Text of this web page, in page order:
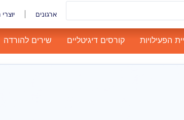
ארגונים
הפעילויות קורסים דיגיטליים שירים להורדה